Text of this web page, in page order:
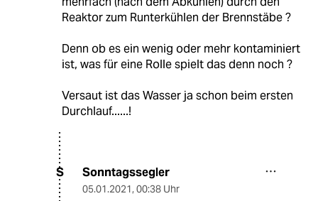
Reaktor zum Runterkühlen der Brennstäbe ?
Denn ob es ein wenig oder mehr kontaminiert
ist, was für eine Rolle spielt das denn noch ?
Versaut ist das Wasser ja schon beim ersten
Durchlauf......!
S Sonntagssegler
05.01.2021, 00:38 Uhr